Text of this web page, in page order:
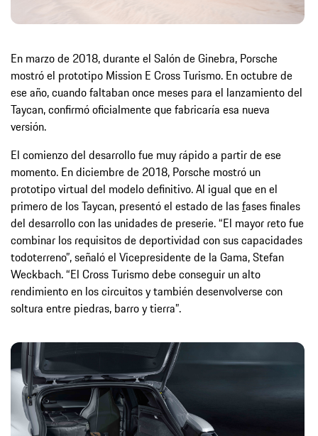
En marzo de 2018, durante el Salón de Ginebra, Porsche
mostró el prototipo Mission E Cross Turismo. En octubre de
ese año, cuando faltaban once meses para el lanzamiento del
Taycan, confirmó oficialmente que fabricaría esa nueva
versión.
El comienzo del desarrollo fue muy rápido a partir de ese
momento. En diciembre de 2018, Porsche mostró un
prototipo virtual del modelo definitivo. Al igual que en el
primero de los Taycan, presentó el estado de lasfases finales
del desarrollo con las unidades de preserie. “El mayor reto fue
combinar los requisitos de deportividad con sus capacidades
todoterreno”, señaló el Vicepresidente de la Gama, Stefan
Weckbach. “El Cross Turismo debe conseguir un alto
rendimiento en los circuitos y también desenvolverse con
soltura entre piedras, barro y tierra”.